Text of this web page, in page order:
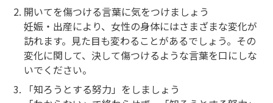
開いてを傷つける言葉に気をつけましょう
妊娠・出産により、女性の身体にはさまざまな変化が
訪れます。見た目も変わることがあるでしょう。その
変化に関して、決して傷つけるような言葉を口にしな
いでください。
「知ろうとする努力」をしましょう